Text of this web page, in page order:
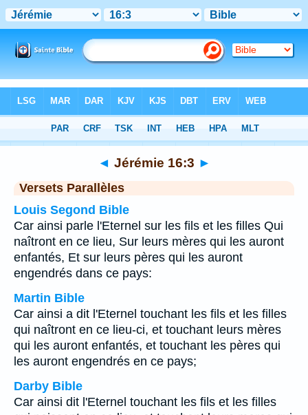
Chapitre 16 > Verset 3
◄ Jérémie 16:3 ►
Versets Parallèles
Louis Segond Bible
Car ainsi parle l'Eternel sur les fils et les filles Qui
naîtront en ce lieu, Sur leurs mères qui les auront
enfantés, Et sur leurs pères qui les auront
engendrés dans ce pays:
Martin Bible
Car ainsi a dit l'Eternel touchant les fils et les filles
qui naîtront en ce lieu-ci, et touchant leurs mères
qui les auront enfantés, et touchant les pères qui
les auront engendrés en ce pays;
Darby Bible
Car ainsi dit l'Eternel touchant les fils et les filles